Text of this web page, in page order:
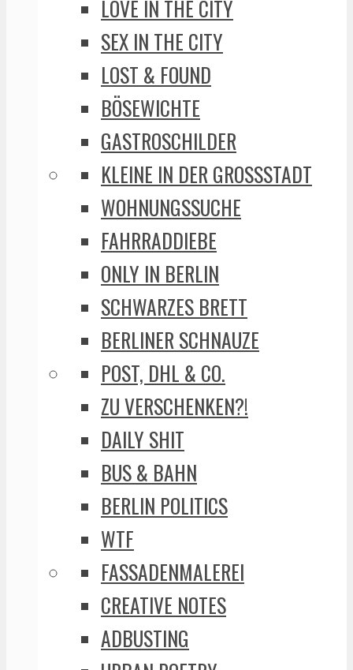
LOVE IN THE CITY
SEX IN THE CITY
LOST & FOUND
BÖSEWICHTE
GASTROSCHILDER
KLEINE IN DER GROSSSTADT
WOHNUNGSSUCHE
FAHRRADDIEBE
ONLY IN BERLIN
SCHWARZES BRETT
BERLINER SCHNAUZE
POST, DHL & CO.
ZU VERSCHENKEN?!
DAILY SHIT
BUS & BAHN
BERLIN POLITICS
WTF
FASSADENMALEREI
CREATIVE NOTES
ADBUSTING